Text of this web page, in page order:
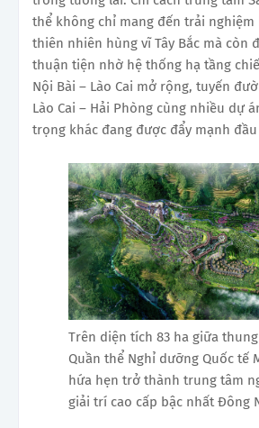
thể không chỉ mang đến trải nghiệm
thiên nhiên hùng vĩ Tây Bắc mà còn
thuận tiện nhờ hệ thống hạ tầng
Nội Bài – Lào Cai mở rộng, tuyến
Lào Cai – Hải Phòng cùng nhiều dự
trọng khác đang được đẩy mạnh
Trên diện tích 83 ha giữa
Quần thể Nghỉ dưỡng Quốc tế
hứa hẹn trở thành trung tâm
giải trí cao cấp bậc nhất Đông